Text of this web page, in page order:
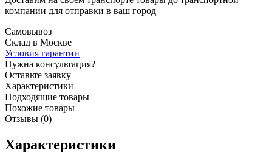
компании для отправки в ваш город
Самовывоз
Склад в Москве
Условия гарантии
Нужна консультация?
Оставьте заявку
Характеристики
Подходящие товары
Похожие товары
Отзывы (0)
Характеристики